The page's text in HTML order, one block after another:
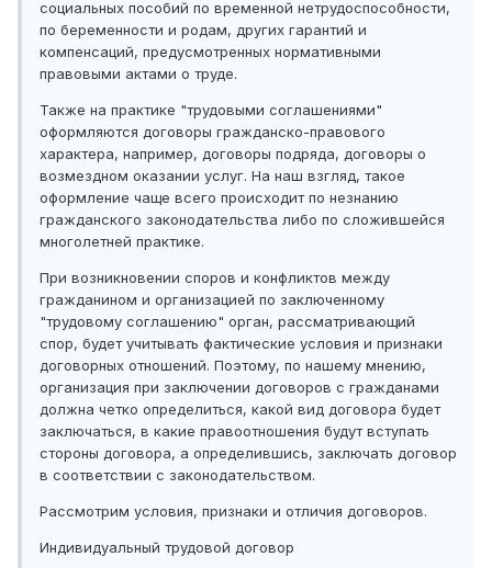
социальных пособий по временной нетрудоспособности,
по беременности и родам, других гарантий и
компенсаций, предусмотренных нормативными
правовыми актами о труде.
Также на практике "трудовыми соглашениями"
оформляются договоры гражданско-правового
характера, например, договоры подряда, договоры о
возмездном оказании услуг. На наш взгляд, такое
оформление чаще всего происходит по незнанию
гражданского законодательства либо по сложившейся
многолетней практике.
При возникновении споров и конфликтов между
гражданином и организацией по заключенному
"трудовому соглашению" орган, рассматривающий
спор, будет учитывать фактические условия и признаки
договорных отношений. Поэтому, по нашему мнению,
организация при заключении договоров с гражданами
должна четко определиться, какой вид договора будет
заключаться, в какие правоотношения будут вступать
стороны договора, а определившись, заключать договор
в соответствии с законодательством.
Рассмотрим условия, признаки и отличия договоров.
Индивидуальный трудовой договор